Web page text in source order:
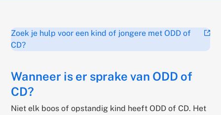
Zoek je hulp voor een kind of jongere met ODD of
CD?
link)
Wanneer is er sprake van ODD of
CD?
Niet elk boos of opstandig kind heeft ODD of CD. Het